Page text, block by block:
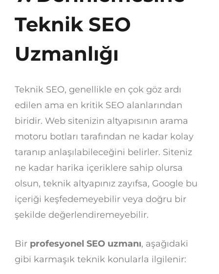
Teknik SEO
Uzmanlığı
Teknik SEO, genellikle en çok göz ardı
edilen ama en kritik SEO alanlarından
biridir. Web sitenizin altyapısının arama
motoru botları tarafından ne kadar kolay
taranıp anlaşılabileceğini belirler. Siteniz
ne kadar harika içeriklere sahip olursa
olsun, teknik altyapınız zayıfsa, Google bu
içeriği keşfedemeyebilir veya doğru bir
şekilde değerlendiremeyebilir.
Bir profesyonel SEO uzmanı, aşağıdaki
gibi karmaşık teknik konularla ilgilenir: